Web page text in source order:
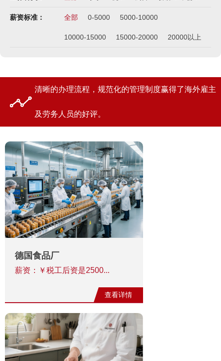
薪资标准： 全部 0-5000 5000-10000
10000-15000 15000-20000 20000以上
清晰的办理流程，规范化的管理制度赢得了海外雇主
及劳务人员的好评。
德国食品厂
薪资：￥税工后‬资是2500...
查看详情